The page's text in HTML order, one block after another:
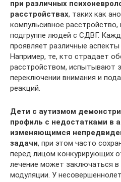
при различных
расстройствах, таких как
компульсивное
подгруппе людей с СДВГ.
проявляет различные
Например, те, кто страдает
расстройством, испытывают
переключении внимания и
реакций.
Дети с аутизмом
профиль с недостатками в
изменяющимся
задачи, при этом часто
перед лицом конкурирующих
лечение может заключаться в
модуляции. У